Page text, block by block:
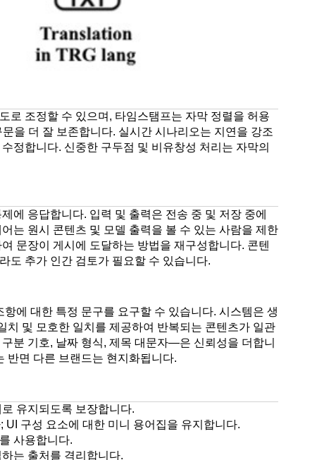
조정할 수 있으며, 타임스탬프는 자막 정렬을 허용
을 더 잘 보존합니다. 실시간 시나리오는 지연을 강조
정합니다. 신중한 구두점 및 비유창성 처리는 자막의
에 응답합니다. 입력 및 출력은 전송 중 및 저장 중에
는 원시 콘텐츠 및 모델 출력을 볼 수 있는 사람을 제한
문장이 게시에 도달하는 방법을 재구성합니다. 콘텐
도 추가 인간 검토가 필요할 수 있습니다.
에 대한 특정 문구를 요구할 수 있습니다. 시스템은 생
치 및 모호한 일치를 제공하여 반복되는 콘텐츠가 일관
분 기호, 날짜 형식, 제목 대문자—은 신뢰성을 더합니
반면 다른 브랜드는 현지화됩니다.
유지되도록 보장합니다.
구성 요소에 대한 미니 용어집을 유지합니다.
사용합니다.
는 출처를 격리합니다.